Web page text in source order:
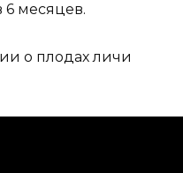
6 месяцев.
о плодах личи